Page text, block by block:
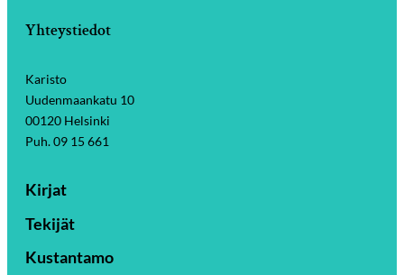
Yhteystiedot
Karisto
Uudenmaankatu 10
00120 Helsinki
Puh. 09 15 661
Kirjat
Tekijät
Kustantamo